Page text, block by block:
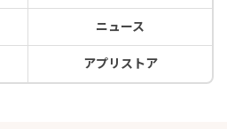
ニュース
アプリストア